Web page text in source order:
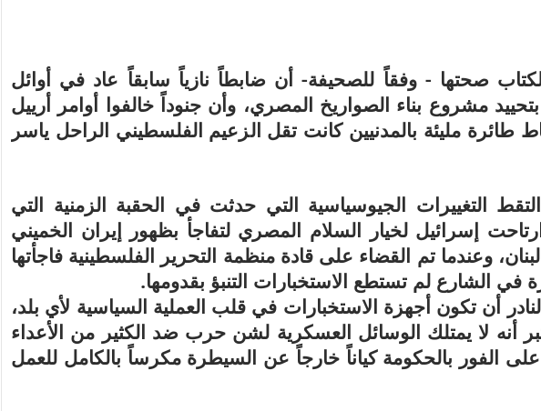
صحتها - وفقاً للصحيفة- أن ضابطاً نازياً سابقاً عاد في أوائل
مشروع بناء الصواريخ المصري، وأن جنوداً خالفوا أوامر أرييل
طائرة مليئة بالمدنيين كانت تقل الزعيم الفلسطيني الراحل ياسر
التغييرات الجيوسياسية التي حدثت في الحقبة الزمنية التي
إسرائيل لخيار السلام المصري لتفاجأ بظهور إيران الخميني
وعندما تم القضاء على قادة منظمة التحرير الفلسطينية فاجأتها
في الشارع لم تستطع الاستخبارات التنبؤ بقدومها.
أن تكون أجهزة الاستخبارات في قلب العملية السياسية لأي بلد،
أنه لا يمتلك الوسائل العسكرية لشن حرب ضد الكثير من الأعداء
الفور بالحكومة كياناً خارجاً عن السيطرة مكرساً بالكامل للعمل